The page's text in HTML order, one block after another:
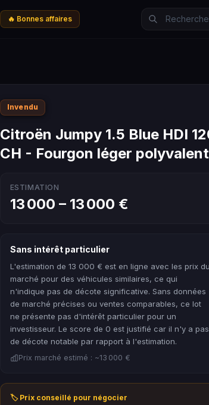
🔥 Bonnes affaires
Invendu
Citroën Jumpy 1.5 Blue HDI
CH - Fourgon léger polyvalent
ESTIMATION
13 000 – 13 000 €
Sans intérêt particulier
L'estimation de 13 000 € est en ligne avec les prix du
marché pour des véhicules similaires, ce qui
n'indique pas de décote significative. Sans données
de marché précises ou ventes comparables, ce lot
ne présente pas d'intérêt particulier pour un
investisseur. Le score de 0 est justifié car il n'y a pas
de décote notable par rapport à l'estimation.
Prix marché estimé : ~13 000 €
🏷️ Prix conseillé pour négocier